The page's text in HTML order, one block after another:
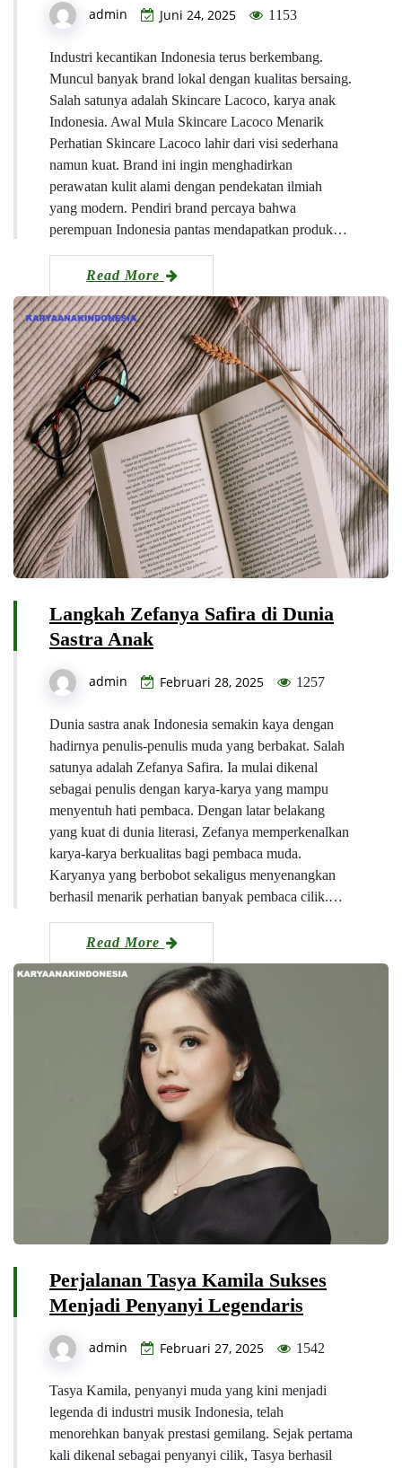
admin Juni 24, 2025 1153
Industri kecantikan Indonesia terus berkembang.
Muncul banyak brand lokal dengan kualitas bersaing.
Salah satunya adalah Skincare Lacoco, karya anak
Indonesia. Awal Mula Skincare Lacoco Menarik
Perhatian Skincare Lacoco lahir dari visi sederhana
namun kuat. Brand ini ingin menghadirkan
perawatan kulit alami dengan pendekatan ilmiah
yang modern. Pendiri brand percaya bahwa
perempuan Indonesia pantas mendapatkan produk…
Read More
Langkah Zefanya Safira di Dunia
Sastra Anak
admin Februari 28, 2025 1257
Dunia sastra anak Indonesia semakin kaya dengan
hadirnya penulis-penulis muda yang berbakat. Salah
satunya adalah Zefanya Safira. Ia mulai dikenal
sebagai penulis dengan karya-karya yang mampu
menyentuh hati pembaca. Dengan latar belakang
yang kuat di dunia literasi, Zefanya memperkenalkan
karya-karya berkualitas bagi pembaca muda.
Karyanya yang berbobot sekaligus menyenangkan
berhasil menarik perhatian banyak pembaca cilik.…
Read More
Perjalanan Tasya Kamila Sukses
Menjadi Penyanyi Legendaris
admin Februari 27, 2025 1542
Tasya Kamila, penyanyi muda yang kini menjadi
legenda di industri musik Indonesia, telah
menorehkan banyak prestasi gemilang. Sejak pertama
kali dikenal sebagai penyanyi cilik, Tasya berhasil